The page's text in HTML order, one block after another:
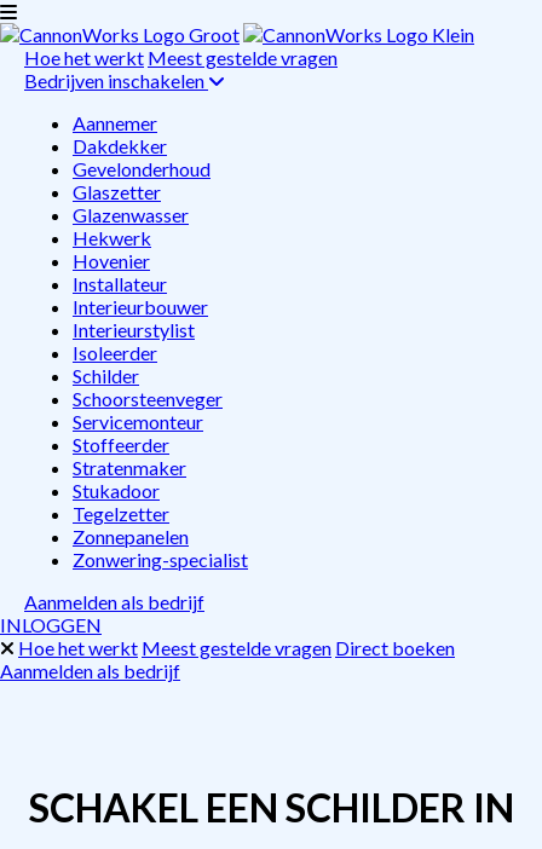
Hoe het werkt Meest gestelde vragen
Bedrijven inschakelen
Aannemer
Dakdekker
Gevelonderhoud
Glaszetter
Glazenwasser
Hekwerk
Hovenier
Installateur
Interieurbouwer
Interieurstylist
Isoleerder
Schilder
Schoorsteenveger
Servicemonteur
Stoffeerder
Stratenmaker
Stukadoor
Tegelzetter
Zonnepanelen
Zonwering-specialist
Aanmelden als bedrijf
INLOGGEN
Hoe het werkt Meest gestelde vragen Direct boeken
Aanmelden als bedrijf
SCHAKEL EEN SCHILDER IN